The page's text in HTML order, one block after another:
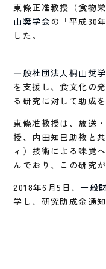
東條正准教授（食物
山奨学会の「平成30
した。
一般社団法人桐山奨
を支援し、食文化の
る研究に対して助成
東條准教授は、放送
授、内田知巳助教と
ィ）技術による味覚
んでおり、この研究
2018年6月5日、 一般
学し、研究助成金通